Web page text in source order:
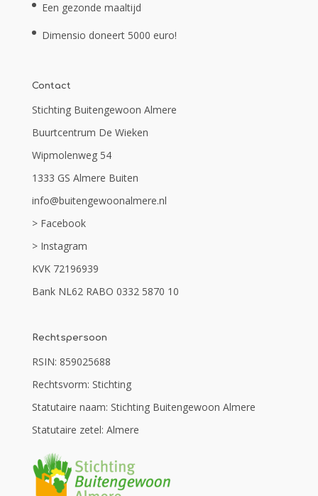
Een gezonde maaltijd
Dimensio doneert 5000 euro!
Contact
Stichting Buitengewoon Almere
Buurtcentrum De Wieken
Wipmolenweg 54
1333 GS Almere Buiten
info@buitengewoonalmere.nl
> Facebook
> Instagram
KVK 72196939
Bank NL62 RABO 0332 5870 10
Rechtspersoon
RSIN: 859025688
Rechtsvorm: Stichting
Statutaire naam: Stichting Buitengewoon Almere
Statutaire zetel: Almere